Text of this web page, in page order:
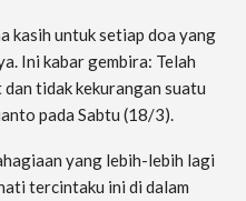
kasih untuk setiap doa yang
Ini kabar gembira: Telah
tidak kekurangan suatu
pada Sabtu (18/3).
yang lebih-lebih lagi
tercintaku ini di dalam